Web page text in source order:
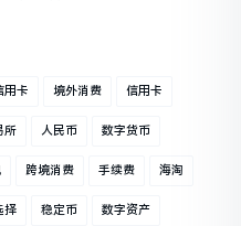
用卡 境外消费 信用卡
所 人民币 数字货币
跨境消费 手续费 海淘
择 稳定币 数字资产